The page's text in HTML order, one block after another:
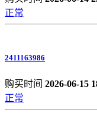
正常
2411163986
购买时间 2026-06-15
正常